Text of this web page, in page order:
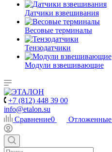
Датчики взвешивания
Весовые терминалы
Тензодатчики
Модули взвешивающие
+7 (812) 448 39 00
info@etalon.su
Сравнение0 Отложенные